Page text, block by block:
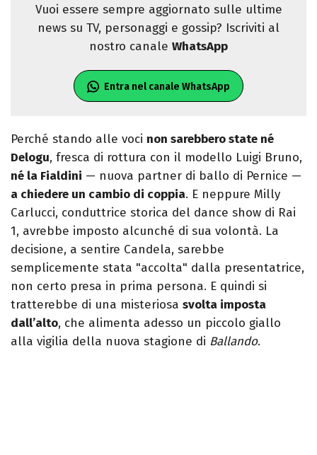
Vuoi essere sempre aggiornato sulle ultime
news su TV, personaggi e gossip? Iscriviti al
nostro canale WhatsApp
Entra nel canale WhatsApp
Perché stando alle voci non sarebbero state né
Delogu, fresca di rottura con il modello Luigi Bruno,
né la Fialdini — nuova partner di ballo di Pernice —
a chiedere un cambio di coppia. E neppure Milly
Carlucci, conduttrice storica del dance show di Rai
1, avrebbe imposto alcunché di sua volontà. La
decisione, a sentire Candela, sarebbe
semplicemente stata "accolta" dalla presentatrice,
non certo presa in prima persona. E quindi si
tratterebbe di una misteriosa svolta imposta
dall’alto, che alimenta adesso un piccolo giallo
alla vigilia della nuova stagione di Ballando.